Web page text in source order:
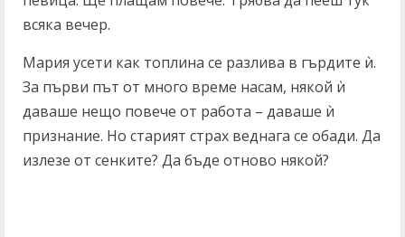
всяка вечер.
Мария усети как топлина се разлива в гърдите ѝ.
За първи път от много време насам, някой ѝ
даваше нещо повече от работа – даваше ѝ
признание. Но старият страх веднага се обади. Да
излезе от сенките? Да бъде отново някой?